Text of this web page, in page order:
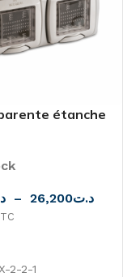
étanche
– د.ت26,200
2-2-1